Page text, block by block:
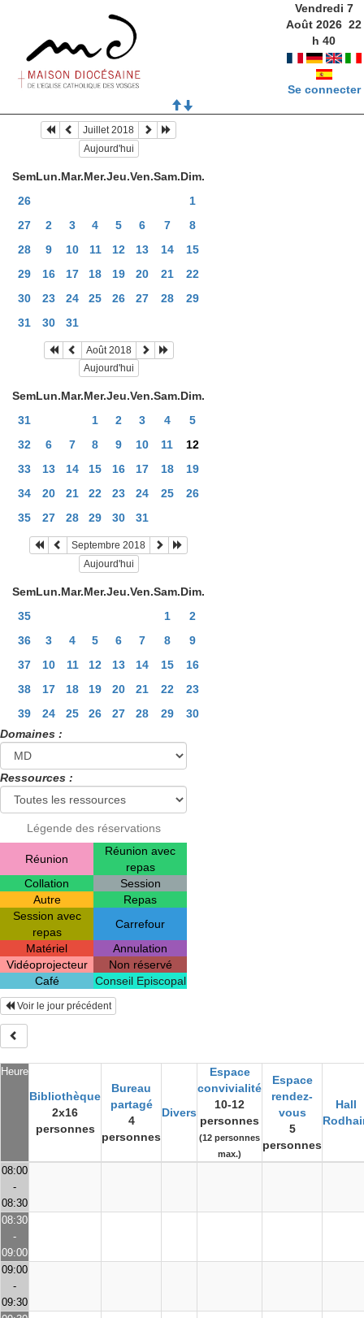
Vendredi 7
Août 2026 22
h40
Se connecter
Juillet 2018
Aujourd'hui
SemLun.Mar.Mer.Jeu.Ven.Sam.Dim.
26
1
27
2 3 4 5 6 7
8
28
9 10 11 12 13 14
15
29
16 17 18 19 20 21
22
30
23 24 25 26 27 28
29
31
30 31
Août 2018
Aujourd'hui
SemLun.Mar.Mer.Jeu.Ven.Sam.Dim.
31
1 2 3 4
5
32
6 7 8 9 10 11
12
33
13 14 15 16 17 18
19
34
20 21 22 23 24 25
26
35
27 28 29 30 31
Septembre 2018
Aujourd'hui
SemLun.Mar.Mer.Jeu.Ven.Sam.Dim.
35
1
2
36
3 4 5 6 7 8
9
37
10 11 12 13 14 15
16
38
17 18 19 20 21 22
23
39
24 25 26 27 28 29
30
Domaines :
Ressources :
Légende des réservations
Réunion
Réunion avec
repas
Collation
Session
Autre
Repas
Session avec
repas
Carrefour
Matériel
Annulation
Vidéoprojecteur
Non réservé
Café
Conseil Episcopal
Heure
Bibliothèque
2x16
personnes
Bureau
partagé
4
personnes
Divers
Espace
convivialité
10-12
personnes
(12 personnes
max.)
Espace
rendez-
vous
5
personnes
Hall
Voir le jour précédent
08:00
-
08:30
08:30
-
09:00
09:00
-
09:30